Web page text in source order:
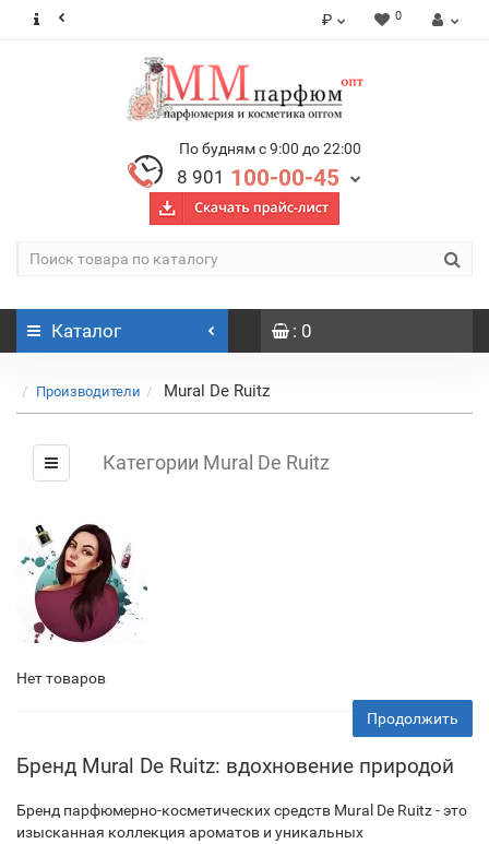
₽ 0
По будням с 9:00 до 22:00
8 901 100-00-45
Каталог : 0
Производители Mural De Ruitz
Категории Mural De Ruitz
Нет товаров
Продолжить
Бренд Mural De Ruitz: вдохновение природой
Бренд парфюмерно-косметических средств Mural De Ruitz - это
изысканная коллекция ароматов и уникальных